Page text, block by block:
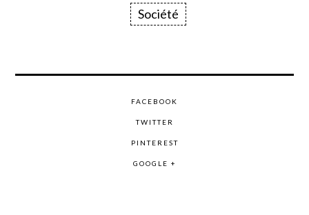
Société
FACEBOOK
TWITTER
PINTEREST
GOOGLE +